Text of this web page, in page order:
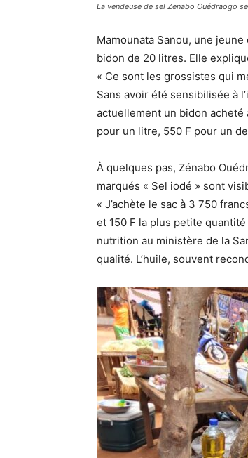
La vendeuse de sel Zenabo Ouédraogo
Mamounata Sanou, une
bidon de 20 litres. Elle
« Ce sont les grossistes qui
Sans avoir été sensibilisée à
actuellement un bidon acheté
pour un litre, 550 F pour un
À quelques pas, Zénabo
marqués « Sel iodé » sont
« J’achète le sac à 3 750
et 150 F la plus petite
nutrition au ministère de la
qualité. L’huile, souvent